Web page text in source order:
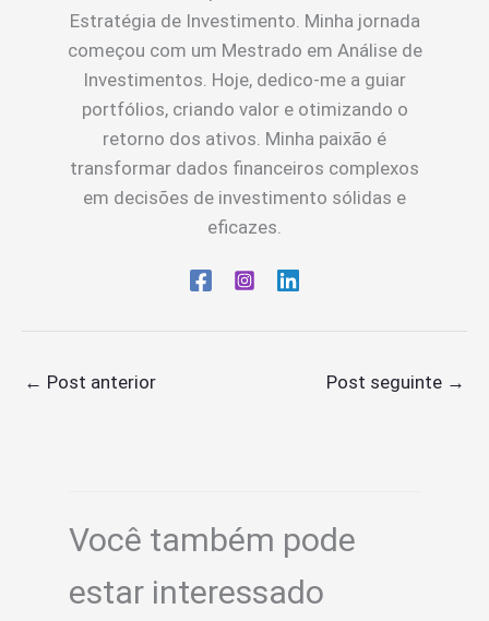
Estratégia de Investimento. Minha jornada
começou com um Mestrado em Análise de
Investimentos. Hoje, dedico-me a guiar
portfólios, criando valor e otimizando o
retorno dos ativos. Minha paixão é
transformar dados financeiros complexos
em decisões de investimento sólidas e
eficazes.
← Post anterior Post seguinte →
Você também pode
estar interessado